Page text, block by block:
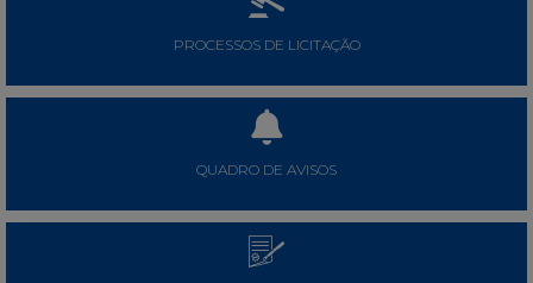
PROCESSOS DE LICITAÇÃO
QUADRO DE AVISOS